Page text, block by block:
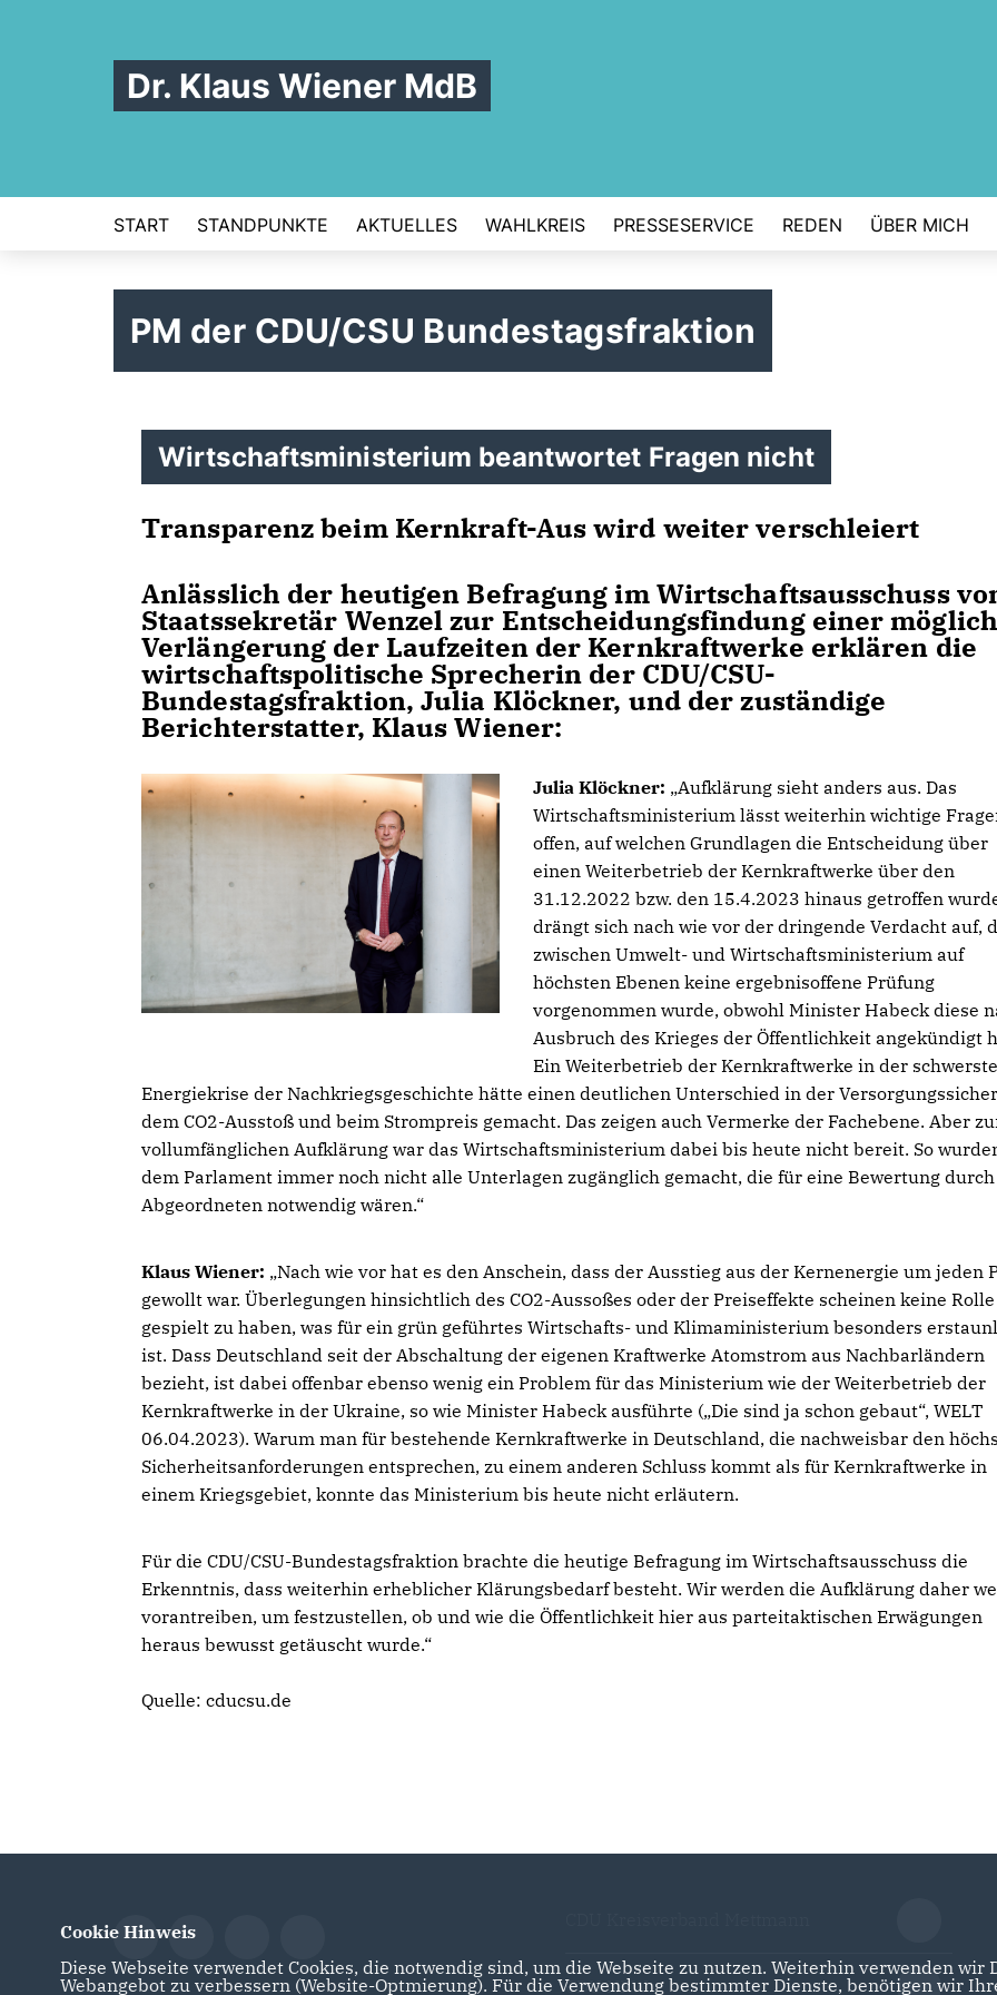
Dr. Klaus Wiener MdB
START STANDPUNKTE AKTUELLES WAHLKREIS PRESSESERVICE REDEN ÜBER MICH
PM der CDU/CSU Bundestagsfraktion
Wirtschaftsministerium beantwortet Fragen nicht
Transparenz beim Kernkraft-Aus wird weiter verschleiert
Anlässlich der heutigen Befragung im Wirtschaftsausschuss
Staatssekretär Wenzel zur Entscheidungsfindung einer
Verlängerung der Laufzeiten der Kernkraftwerke erklären die
wirtschaftspolitische Sprecherin der CDU/CSU-
Bundestagsfraktion, Julia Klöckner, und der zuständige
Berichterstatter, Klaus Wiener:
Julia Klöckner: Aufklärung sieht anders aus. Das
Wirtschaftsministerium lässt weiterhin wichtige
offen, auf welchen Grundlagen die Entscheidung über
einen Weiterbetrieb der Kernkraftwerke über den
31.12.2022 bzw. den 15.4.2023 hinaus getroffen
drängt sich nach wie vor der dringende Verdacht auf,
zwischen Umwelt- und Wirtschaftsministerium auf
höchsten Ebenen keine ergebnisoffene Prüfung
vorgenommen wurde, obwohl Minister Habeck diese
Ausbruch des Krieges der Öffentlichkeit angekündigt
Ein Weiterbetrieb der Kernkraftwerke in der
Energiekrise der Nachkriegsgeschichte hätte einen deutlichen Unterschied in der
dem CO2-Ausstoß und beim Strompreis gemacht. Das zeigen auch Vermerke der Fachebene. Aber
vollumfänglichen Aufklärung war das Wirtschaftsministerium dabei bis heute nicht bereit. So
dem Parlament immer noch nicht alle Unterlagen zugänglich gemacht, die für eine Bewertung
Abgeordneten notwendig wären.“
Klaus Wiener: Nach wie vor hat es den Anschein, dass der Ausstieg aus der Kernenergie um jeden
gewollt war. Überlegungen hinsichtlich des CO2-Aussoßes oder der Preiseffekte scheinen keine Rolle
gespielt zu haben, was für ein grün geführtes Wirtschafts- und Klimaministerium besonders
ist. Dass Deutschland seit der Abschaltung der eigenen Kraftwerke Atomstrom aus Nachbarländern
bezieht, ist dabei offenbar ebenso wenig ein Problem für das Ministerium wie der Weiterbetrieb der
Kernkraftwerke in der Ukraine, so wie Minister Habeck ausführte („Die sind ja schon gebaut“, WELT
06.04.2023). Warum man für bestehende Kernkraftwerke in Deutschland, die nachweisbar den
Sicherheitsanforderungen entsprechen, zu einem anderen Schluss kommt als für Kernkraftwerke in
einem Kriegsgebiet, konnte das Ministerium bis heute nicht erläutern.
Für die CDU/CSU-Bundestagsfraktion brachte die heutige Befragung im Wirtschaftsausschuss die
Erkenntnis, dass weiterhin erheblicher Klärungsbedarf besteht. Wir werden die Aufklärung daher
vorantreiben, um festzustellen, ob und wie die Öffentlichkeit hier aus parteitaktischen Erwägungen
heraus bewusst getäuscht wurde.“
Quelle: cducsu.de
CDU NRW
Cookie Hinweis
Diese Webseite verwendet Cookies, die notwendig sind, um die Webseite zu nutzen. Weiterhin verwenden
Webangebot zu verbessern (Website-Optmierung). Für die Verwendung bestimmter Dienste, benötigen wir